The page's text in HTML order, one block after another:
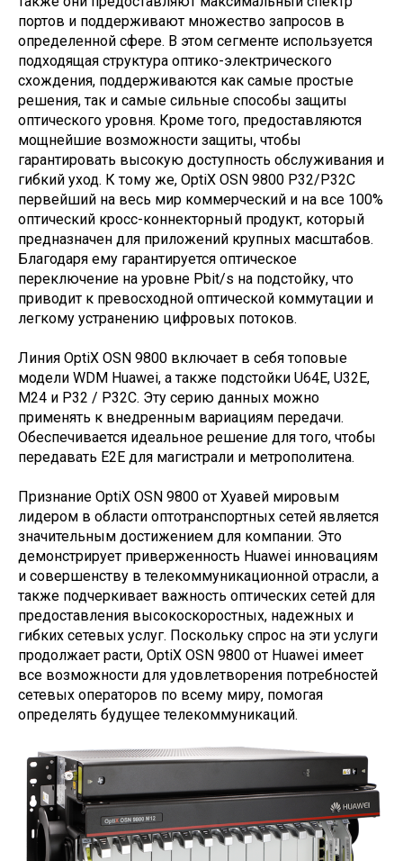
портов и поддерживают множество запросов в
определенной сфере. В этом сегменте используется
подходящая структура оптико-электрического
схождения, поддерживаются как самые простые
решения, так и самые сильные способы защиты
оптического уровня. Кроме того, предоставляются
мощнейшие возможности защиты, чтобы
гарантировать высокую доступность обслуживания и
гибкий уход. К тому же, OptiX OSN 9800 P32/P32C
первейший на весь мир коммерческий и на все 100%
оптический кросс-коннекторный продукт, который
предназначен для приложений крупных масштабов.
Благодаря ему гарантируется оптическое
переключение на уровне Pbit/s на подстойку, что
приводит к превосходной оптической коммутации и
легкому устранению цифровых потоков.
Линия OptiX OSN 9800 включает в себя топовые
модели WDM Huawei, а также подстойки U64E, U32E,
M24 и P32 / P32C. Эту серию данных можно
применять к внедренным вариациям передачи.
Обеспечивается идеальное решение для того, чтобы
передавать E2E для магистрали и метрополитена.
Признание OptiX OSN 9800 от Хуавей мировым
лидером в области оптотранспортных сетей является
значительным достижением для компании. Это
демонстрирует приверженность Huawei инновациям
и совершенству в телекоммуникационной отрасли, а
также подчеркивает важность оптических сетей для
предоставления высокоскоростных, надежных и
гибких сетевых услуг. Поскольку спрос на эти услуги
продолжает расти, OptiX OSN 9800 от Huawei имеет
все возможности для удовлетворения потребностей
сетевых операторов по всему миру, помогая
определять будущее телекоммуникаций.